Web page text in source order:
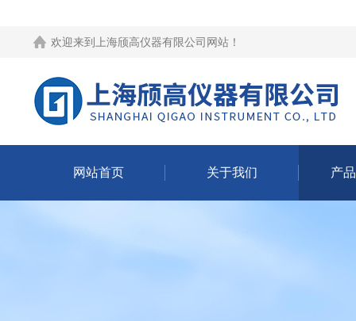
欢迎来到 上海颀高仪器有限公司网站 ！
网站首页 关于我们 产